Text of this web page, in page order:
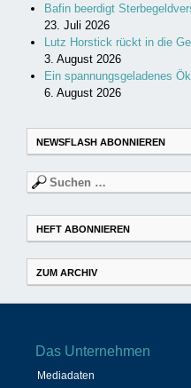
Bafin beerdigt
23. Juli 2026
Lutz Horstick rückt in die
3. August 2026
Ein spannungsgeladenes
6. August 2026
NEWSFLASH ABONNIEREN
Suchen
nach:
HEFT ABONNIEREN
ZUM ARCHIV
Das Unternehmen
Mediadaten